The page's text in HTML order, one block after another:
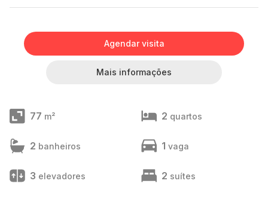
Agendar visita
Mais informações
77 m² 2 quartos
2 banheiros 1 vaga
3 elevadores 2 suítes